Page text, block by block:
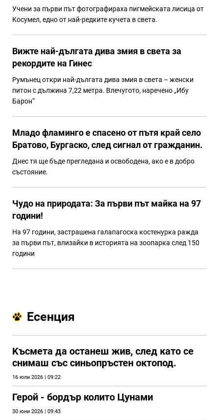
Учени за първи път фотографираха пигмейската лисица от
Косумел, едно от най-редките кучета в света.
Вижте най-дългата дива змия в света за
рекордите на Гинес
Румънец откри най-дългата дива змия в света – женски
питон с дължина 7,22 метра. Влечугото, наречено „Ибу
Барон“
Младо фламинго е спасено от пътя край село
Братово, Бургаско, след сигнал от гражданин.
Днес тя ще бъде прегледана и освободена, ако е в добро
състояние.
Чудо на природата: За първи път майка на 97
години!
На 97 години, застрашена галапагоска костенурка ражда
за първи път, влизайки в историята на зоопарка след 150
години
Есенция
Kъсмета да останеш жив, след като се
снимаш със синьопръстен октопод.
16 юли 2026 | 09:22
Герой - бордър колито Цунами
30 юни 2026 | 09:43